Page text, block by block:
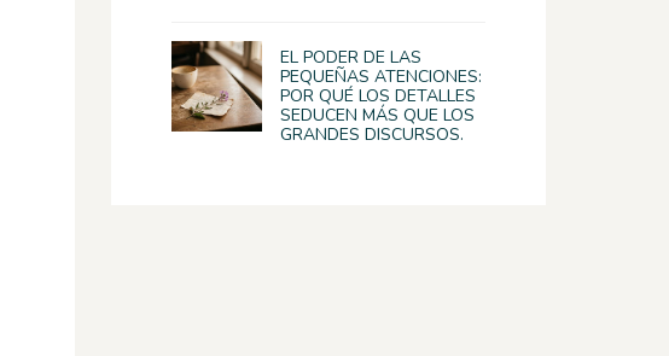
EL PODER DE LAS
PEQUEÑAS ATENCIONES:
POR QUÉ LOS DETALLES
SEDUCEN MÁS QUE LOS
GRANDES DISCURSOS.